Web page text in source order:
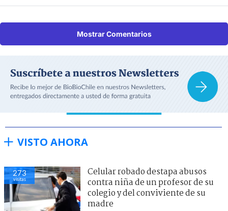
Mostrar Comentarios
VISTO AHORA
273
visitas
Celular robado destapa abusos
contra niña de un profesor de su
colegio y del conviviente de su
madre